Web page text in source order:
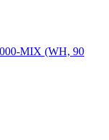
MIX (WH, 90